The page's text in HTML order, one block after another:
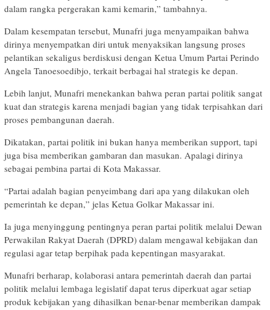
dalam rangka pergerakan kami kemarin,” tambahnya.
Dalam kesempatan tersebut, Munafri juga menyampaikan bahwa
dirinya menyempatkan diri untuk menyaksikan langsung proses
pelantikan sekaligus berdiskusi dengan Ketua Umum Partai Perindo
Angela Tanoesoedibjo, terkait berbagai hal strategis ke depan.
Lebih lanjut, Munafri menekankan bahwa peran partai politik sangat
kuat dan strategis karena menjadi bagian yang tidak terpisahkan dari
proses pembangunan daerah.
Dikatakan, partai politik ini bukan hanya memberikan support, tapi
juga bisa memberikan gambaran dan masukan. Apalagi dirinya
sebagai pembina partai di Kota Makassar.
“Partai adalah bagian penyeimbang dari apa yang dilakukan oleh
pemerintah ke depan,” jelas Ketua Golkar Makassar ini.
Ia juga menyinggung pentingnya peran partai politik melalui Dewan
Perwakilan Rakyat Daerah (DPRD) dalam mengawal kebijakan dan
regulasi agar tetap berpihak pada kepentingan masyarakat.
Munafri berharap, kolaborasi antara pemerintah daerah dan partai
politik melalui lembaga legislatif dapat terus diperkuat agar setiap
produk kebijakan yang dihasilkan benar-benar memberikan dampak